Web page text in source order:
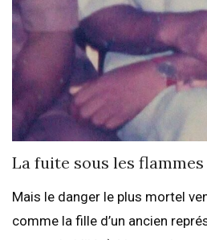
La fuite sous les flammes
Mais le danger le plus mortel
comme la fille d’un ancien